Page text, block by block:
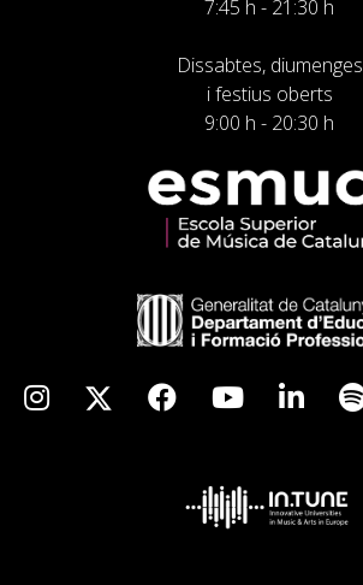
7:45 h - 21:30 h
Dissabtes, diumenges
i festius oberts
9:00 h - 20:30 h